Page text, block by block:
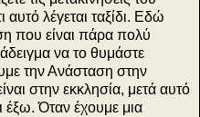
λέγεται ταξίδι. Εδώ
που είναι πάρα πολύ
να το θυμάστε
την Ανάσταση στην
στην εκκλησία, μετά αυτό
έξω. Όταν έχουμε μια